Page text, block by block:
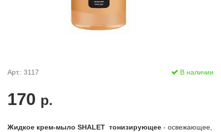
Арт.: 3117 В наличии
170 р.
Жидкое крем-мыло SHALET тонизирующее - освежающее,